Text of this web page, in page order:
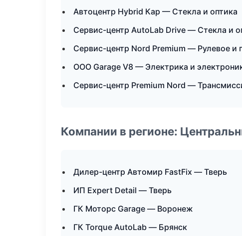
Автоцентр Hybrid Кар — Стекла и оптика
Сервис-центр AutoLab Drive — Стекла и
Сервис-центр Nord Premium — Рулевое и
ООО Garage V8 — Электрика и
Сервис-центр Premium Nord —
Компании в регионе:
Дилер-центр Автомир FastFix — Тверь
ИП Expert Detail — Тверь
ГК Моторс Garage — Воронеж
ГК Torque AutoLab — Брянск